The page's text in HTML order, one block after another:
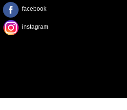
facebook
instagram